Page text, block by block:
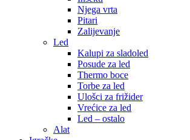
Njega vrta
Pitari
Zalijevanje
Led
Kalupi za sladoled
Posude za led
Thermo boce
Torbe za led
Ulošci za frižider
Vrećice za led
Led – ostalo
Alat